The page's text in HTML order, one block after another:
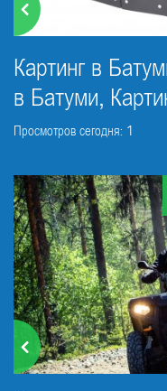
Картинг в
в Батуми,
Просмотров сегодня: 1